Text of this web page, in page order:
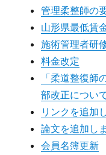
管理柔整師の
山形県最低賃
施術管理者研
料金改定
「柔道整復師
部改正につい
リンクを追加
論文を追加し
会員名簿更新